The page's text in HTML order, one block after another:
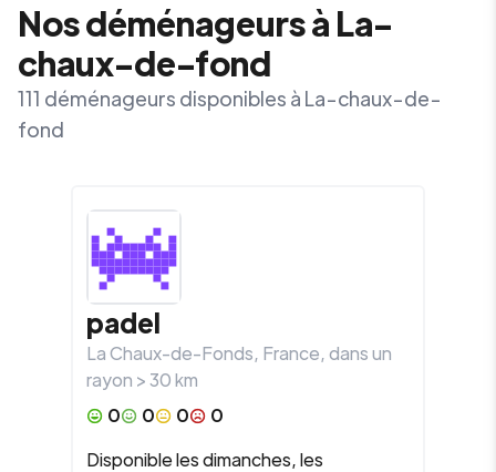
Nos déménageurs à La-
chaux-de-fond
111 déménageurs disponibles à La-chaux-de-
fond
padel
La Chaux-de-Fonds, France, dans un
rayon >30km
0
0 0
0
Disponible les dimanches, les